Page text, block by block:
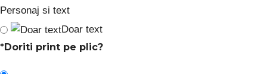
Personaj si text
Doar text
*Doriti print pe plic?